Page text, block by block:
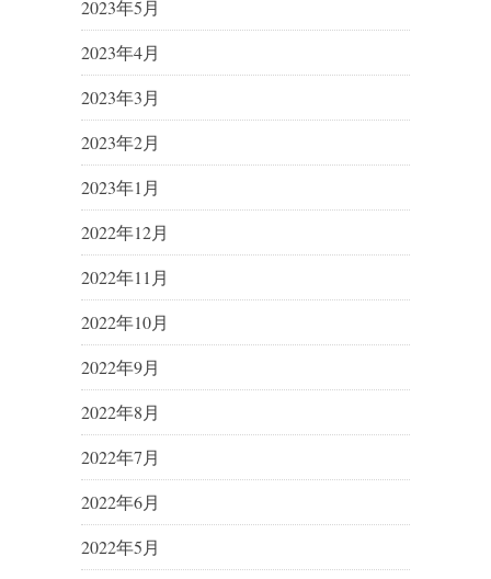
2023年5月
2023年4月
2023年3月
2023年2月
2023年1月
2022年12月
2022年11月
2022年10月
2022年9月
2022年8月
2022年7月
2022年6月
2022年5月